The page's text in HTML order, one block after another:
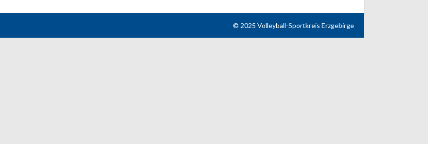
© 2025 Volleyball-Sportkreis Erzgebirge